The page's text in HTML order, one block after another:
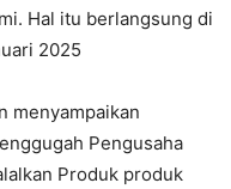
Hal itu berlangsung di
2025
menyampaikan
Pengusaha
Produk produk